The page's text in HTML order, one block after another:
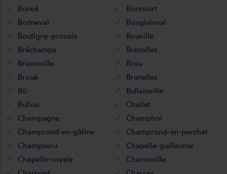
Boncé
Boncourt
Bonneval
Bouglainval
Boutigny-prouais
Bouville
Bréchamps
Brezolles
Briconville
Brou
Broué
Brunelles
Bû
Bullainville
Bullou
Challet
Champagne
Champhol
Champrond-en-gâtine
Champrond-en-perchet
Champseru
Chapelle-guillaume
Chapelle-royale
Charonville